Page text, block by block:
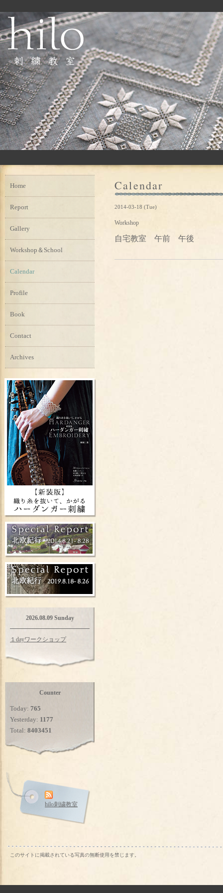
Calendar
2014-03-18 (Tue)
Workshop
自宅教室 午前 午後
Home
Report
Gallery
Workshop＆School
Calendar
Profile
Book
Contact
Archives
2026.08.09 Sunday
１dayワークショップ
Counter
Today: 765
Yesterday: 1177
Total: 8403451
hilo刺繍教室
このサイトに掲載されている写真の無断使用を禁じます。